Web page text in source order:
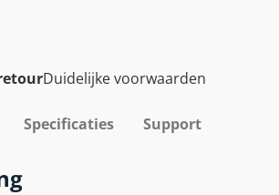
Duidelijke voorwaarden
Specificaties Support